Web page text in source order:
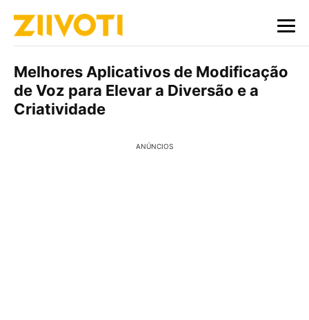
Melhores Aplicativos de Modificação
de Voz para Elevar a Diversão e a
Criatividade
ANÚNCIOS